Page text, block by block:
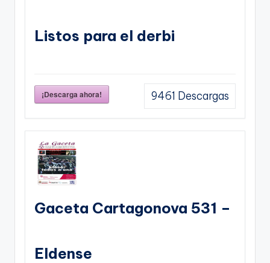
Listos para el derbi
¡Descarga ahora! 9461 Descargas
Gaceta Cartagonova 531 –
Eldense